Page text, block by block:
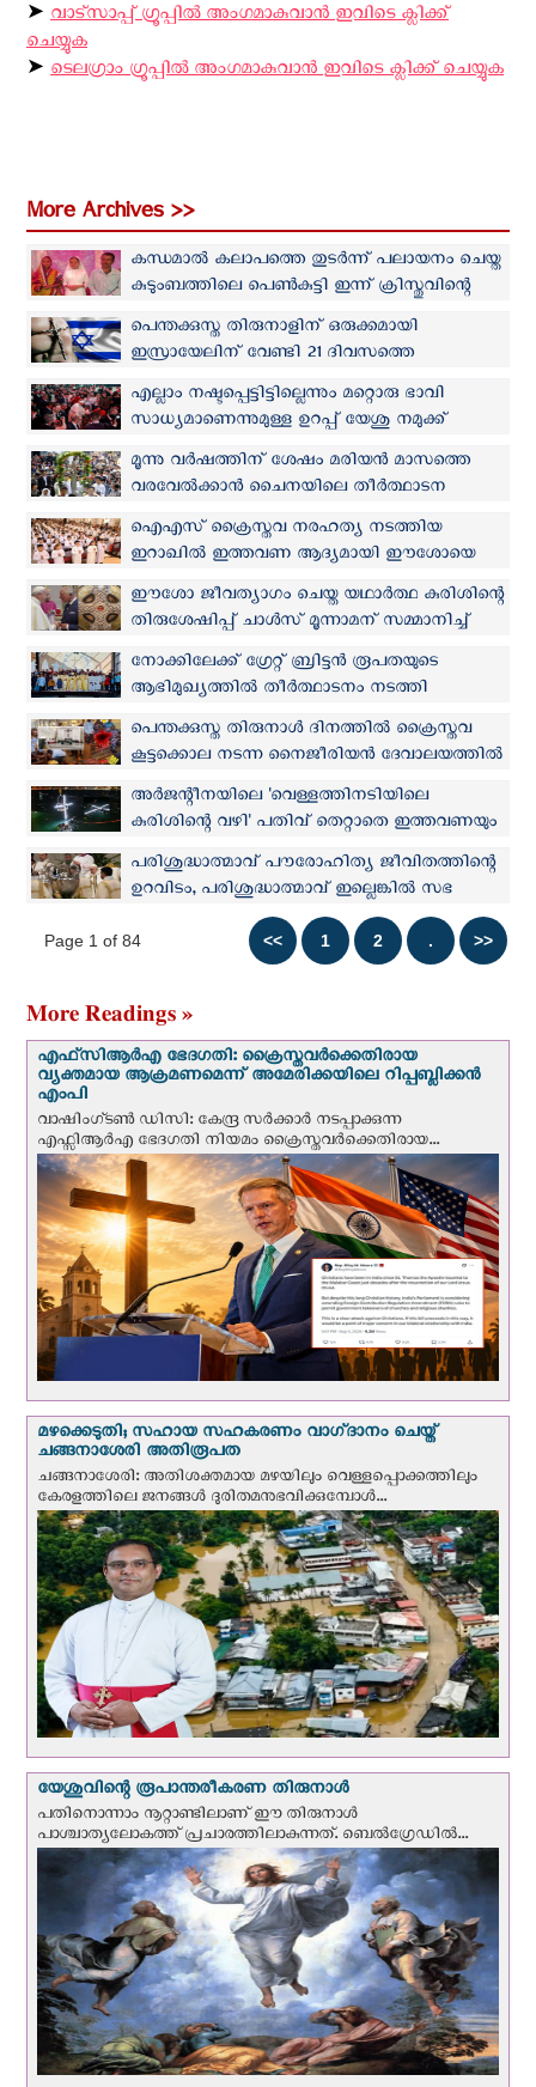
➤ വാട്സാപ്പ് ഗ്രൂപ്പിൽ അംഗമാകുവാൻ ഇവിടെ ക്ലിക്ക്
ചെയ്യുക
➤ ടെലഗ്രാം ഗ്രൂപ്പിൽ അംഗമാകുവാൻ ഇവിടെ ക്ലിക്ക് ചെയ്യുക
More Archives >>
കന്ധമാല്‍ കലാപത്തെ തുടര്‍ന്ന് പലായനം ചെയ്ത
കുടുംബത്തിലെ പെണ്‍കുട്ടി ഇന്ന് ക്രിസ്തുവിന്റെ
പ്രിയ സന്യാസിനി
പെന്തക്കുസ്ത തിരുനാളിന് ഒരുക്കമായി
ഇസ്രായേലിന് വേണ്ടി 21 ദിവസത്തെ
പ്രാർത്ഥനയുമായി ക്രൈസ്തവ സമൂഹം
എല്ലാം നഷ്ടപ്പെട്ടിട്ടില്ലെന്നും മറ്റൊരു ഭാവി
സാധ്യമാണെന്നുമുള്ള ഉറപ്പ് യേശു നമുക്ക്
നൽകുന്നു: യുക്രൈന്‍ അഭയാര്‍ത്ഥികളോട് പാപ്പ
മൂന്നു വര്‍ഷത്തിന് ശേഷം മരിയൻ മാസത്തെ
വരവേൽക്കാൻ ചൈനയിലെ തീര്‍ത്ഥാടന
കേന്ദ്രങ്ങളും
ഐ‌എസ് ക്രൈസ്തവ നരഹത്യ നടത്തിയ
ഇറാഖില്‍ ഇത്തവണ ആദ്യമായി ഈശോയെ
സ്വീകരിച്ചത് 115 കുരുന്നുകള്‍
ഈശോ ജീവത്യാഗം ചെയ്ത യഥാര്‍ത്ഥ കുരിശിന്റെ
തിരുശേഷിപ്പ് ചാൾസ് മൂന്നാമന് സമ്മാനിച്ച്
ഫ്രാൻസിസ് പാപ്പ
നോക്കിലേക്ക് ഗ്രേറ്റ് ബ്രിട്ടൻ രൂപതയുടെ
ആഭിമുഖ്യത്തിൽ തീർത്ഥാടനം നടത്തി
പെന്തക്കുസ്ത തിരുനാള്‍ ദിനത്തില്‍ ക്രൈസ്തവ
കൂട്ടക്കൊല നടന്ന നൈജീരിയന്‍ ദേവാലയത്തില്‍
തിരുക്കര്‍മ്മങ്ങള്‍ പുനഃരാരംഭിച്ചു
അര്‍ജന്റീനയിലെ 'വെള്ളത്തിനടിയിലെ
കുരിശിന്റെ വഴി' പതിവ് തെറ്റാതെ ഇത്തവണയും
പരിശുദ്ധാത്മാവ് പൗരോഹിത്യ ജീവിതത്തിന്റെ
ഉറവിടം, പരിശുദ്ധാത്മാവ് ഇല്ലെങ്കില്‍ സഭ
മനുഷ്യനിർമ്മിത ആലയം മാത്രമാകും:
ഫ്രാന്‍സിസ് പാപ്പ
Page 1 of 84
More Readings »
എഫ്‌സി‌ആര്‍‌എ ഭേദഗതി: ക്രൈസ്തവർക്കെതിരായ
വ്യക്തമായ ആക്രമണമെന്ന് അമേരിക്കയിലെ റിപ്പബ്ലിക്കൻ
എംപി
വാഷിംഗ്ടണ്‍ ഡി‌സി: കേന്ദ്ര സർക്കാർ നടപ്പാക്കുന്ന
എഫ്സിആർഎ ഭേദഗതി നിയമം ക്രൈസ്തവർക്കെതിരായ...
മഴക്കെടുതി; സഹായ സഹകരണം വാഗ്‌ദാനം ചെയ്ത്
ചങ്ങനാശേരി അതിരൂപത
ചങ്ങനാശേരി: അതിശക്തമായ മഴയിലും വെള്ളപ്പൊക്കത്തിലും
കേരളത്തിലെ ജനങ്ങൾ ദുരിതമനുഭവിക്കുമ്പോൾ...
യേശുവിന്റെ രൂപാന്തരീകരണ തിരുനാള്‍
പതിനൊന്നാം നൂറ്റാണ്ടിലാണ് ഈ തിരുനാള്‍
പാശ്ചാത്യലോകത്ത് പ്രചാരത്തിലാകുന്നത്. ബെല്‍ഗ്രേഡില്‍...